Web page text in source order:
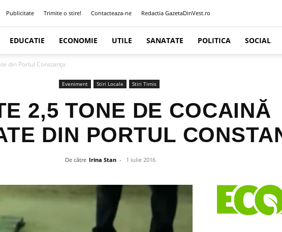
Publicitate Trimite o stire! Contacteaza-ne Redactia GazetaDinVest.ro
EDUCATIE ECONOMIE UTILE SANATATE POLITICA SOCIAL
din Portul Constanţa
Eveniment Stiri Locale Stiri Timis
2,5 TONE DE COCAINĂ
DIN PORTUL
De către Irina Stan - 1 iulie 2016